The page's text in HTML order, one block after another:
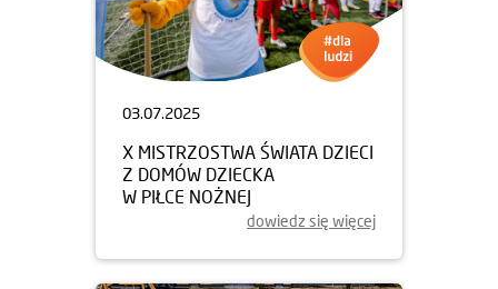
03.07.2025
X MISTRZOSTWA ŚWIATA DZIECI
Z DOMÓW DZIECKA
W PIŁCE NOŻNEJ
dowiedz się więcej